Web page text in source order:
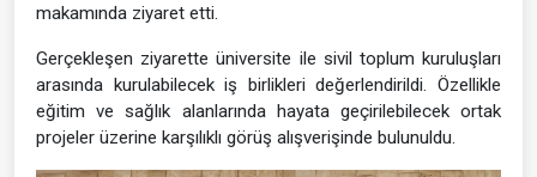
makamında ziyaret etti.
Gerçekleşen ziyarette üniversite ile sivil toplum kuruluşları
arasında kurulabilecek iş birlikleri değerlendirildi. Özellikle
eğitim ve sağlık alanlarında hayata geçirilebilecek ortak
projeler üzerine karşılıklı görüş alışverişinde bulunuldu.